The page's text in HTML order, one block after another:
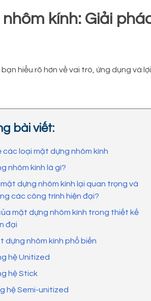
nhôm kính: Giải
hiểu rõ hơn về vai trò, ứng dụng và
bài viết:
các loại mặt dựng nhôm kính
nhôm kính là gì?
mặt dựng nhôm kính lại quan trọng và
các công trình hiện đại?
mặt dựng nhôm kính trong thiết kế
đại
dựng nhôm kính phổ biến
hệ Unitized
hệ Stick
hệ Semi-unitized